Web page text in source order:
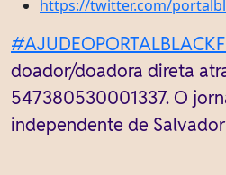
https://twitter.com/
doador/doadora direta
547380530001337. O
independente de